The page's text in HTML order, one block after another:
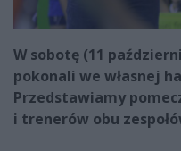
W sobotę (11
pokonali we własnej
Przedstawiamy
i trenerów obu